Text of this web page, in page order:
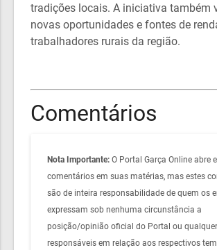
tradições locais. A iniciativa também
novas oportunidades e fontes de
trabalhadores rurais da região.
Comentários
Nota Importante: O Portal Garça Online abre
comentários em suas matérias, mas estes
são de inteira responsabilidade de quem os
expressam sob nenhuma circunstância a
posição/opinião oficial do Portal ou
responsáveis em relação aos respectivos